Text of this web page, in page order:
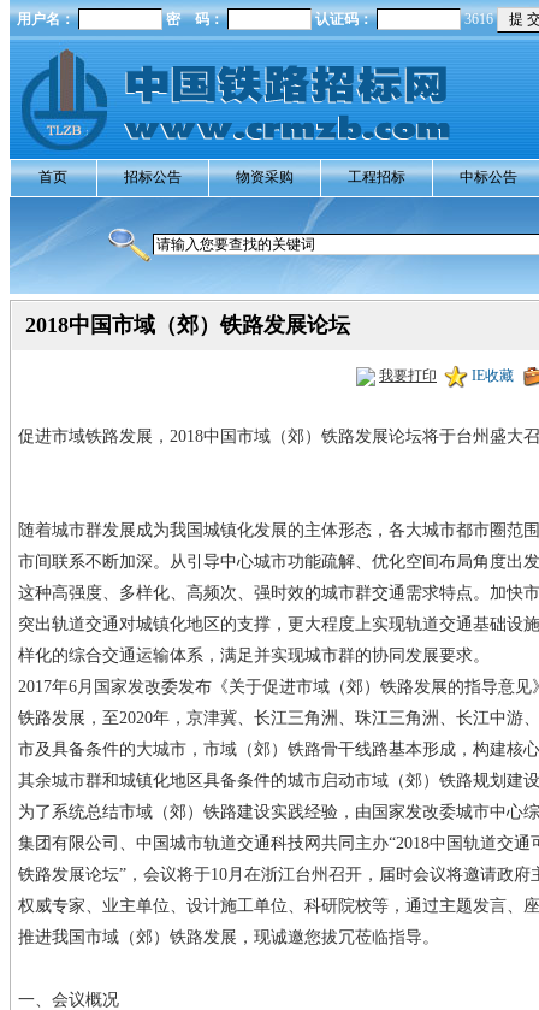
用户名： 密 码： 认证码： 3616
首页 招标公告 物资采购 工程招标 中标公告
2018中国市域（郊）铁路发展论坛
我要打印 IE收藏
促进市域铁路发展，2018中国市域（郊）铁路发展论坛将于台州盛大
随着城市群发展成为我国城镇化发展的主体形态，各大城市都市圈范
市间联系不断加深。从引导中心城市功能疏解、优化空间布局角度出
这种高强度、多样化、高频次、强时效的城市群交通需求特点。加快
突出轨道交通对城镇化地区的支撑，更大程度上实现轨道交通基础设
样化的综合交通运输体系，满足并实现城市群的协同发展要求。
2017年6月国家发改委发布《关于促进市域（郊）铁路发展的指导意
铁路发展，至2020年，京津冀、长江三角洲、珠江三角洲、长江中游
市及具备条件的大城市，市域（郊）铁路骨干线路基本形成，构建核
其余城市群和城镇化地区具备条件的城市启动市域（郊）铁路规划建
为了系统总结市域（郊）铁路建设实践经验，由国家发改委城市中心
集团有限公司、中国城市轨道交通科技网共同主办“2018中国轨道交
铁路发展论坛”，会议将于10月在浙江台州召开，届时会议将邀请政
权威专家、业主单位、设计施工单位、科研院校等，通过主题发言、
推进我国市域（郊）铁路发展，现诚邀您拔冗莅临指导。
一、会议概况